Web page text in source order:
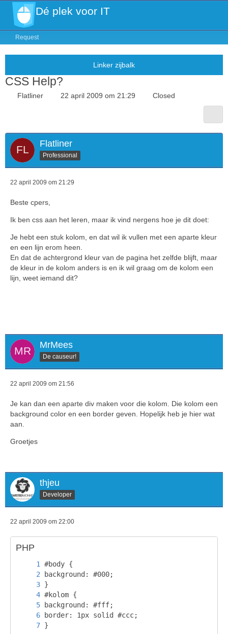
Dé plek voor IT
Request
CSS Help?
Flatliner 22 april 2009 om 21:29 Closed
Flatliner
Professional
22 april 2009 om 21:29
Beste cpers,
Ik ben css aan het leren, maar ik vind nergens hoe je dit doet:
Je hebt een stuk kolom, en dat wil ik vullen met een aparte kleur
en een lijn erom heen.
En dat de achtergrond kleur van de pagina het zelfde blijft, maar
de kleur in de kolom anders is en ik wil graag om de kolom een
lijn, weet iemand dit?
MrMees
De causeur!
22 april 2009 om 21:56
Je kan dan een aparte div maken voor die kolom. Die kolom een
background color en een border geven. Hopelijk heb je hier wat
aan.
Groetjes
thjeu
Developer
22 april 2009 om 22:00
PHP
}